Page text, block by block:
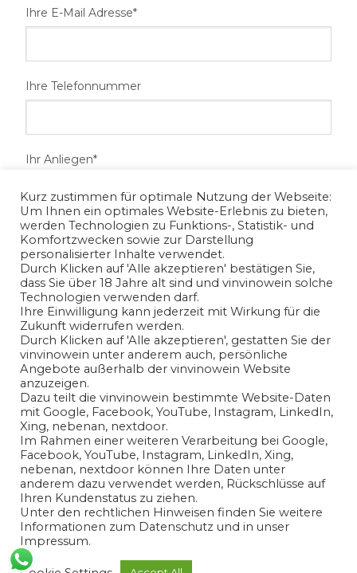
Ihre E-Mail Adresse*
Ihre Telefonnummer
Ihr Anliegen*
Ich habe dieDatenschutzerklärunggelesen und bin mit
der Verarbeitung meiner angegeben
personenbezogenen Daten in Übereinstimmung mit den
Bedingungen derDatenschutzerklärungeinverstanden.
Ja
Kurz zustimmen für optimale Nutzung der Webseite:
Um Ihnen ein optimales Website-Erlebnis zu bieten,
werden Technologien zu Funktions-, Statistik- und
Komfortzwecken sowie zur Darstellung
personalisierter Inhalte verwendet.
Durch Klicken auf 'Alle akzeptieren' bestätigen Sie,
dass Sie über 18 Jahre alt sind und vinvinowein solche
Technologien verwenden darf.
Ihre Einwilligung kann jederzeit mit Wirkung für die
Zukunft widerrufen werden.
Durch Klicken auf 'Alle akzeptieren', gestatten Sie der
vinvinowein unter anderem auch, persönliche
Angebote außerhalb der vinvinowein Website
anzuzeigen.
Dazu teilt die vinvinowein bestimmte Website-Daten
mit Google, Facebook, YouTube, Instagram, LinkedIn,
Xing, nebenan, nextdoor.
Im Rahmen einer weiteren Verarbeitung bei Google,
Facebook, YouTube, Instagram, LinkedIn, Xing,
nebenan, nextdoor können Ihre Daten unter
anderem dazu verwendet werden, Rückschlüsse auf
Ihren Kundenstatus zu ziehen.
Unter den rechtlichen Hinweisen finden Sie weitere
Informationen zum Datenschutz und in unser
Impressum.